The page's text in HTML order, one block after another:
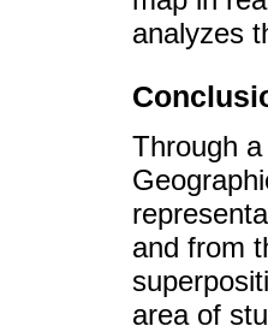
analyzes
Through
and from
area of